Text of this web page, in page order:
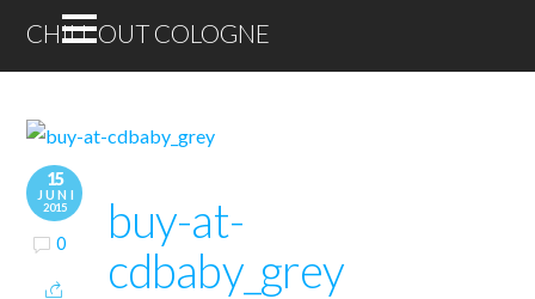
CHILL OUT COLOGNE
15
JUNI
2015
0
buy-at-
cdbaby_grey